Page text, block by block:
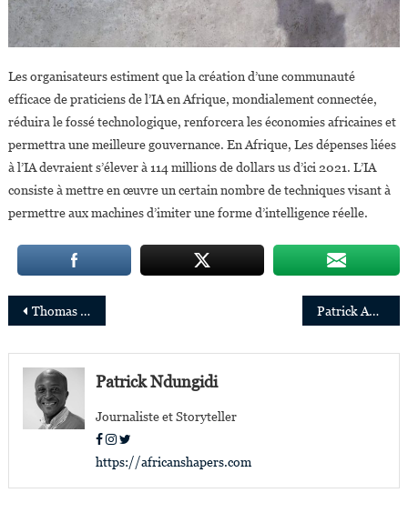
Les organisateurs estiment que la création d’une communauté
efficace de praticiens de l’IA en Afrique, mondialement connectée,
réduira le fossé technologique, renforcera les économies africaines et
permettra une meilleure gouvernance. En Afrique, Les dépenses liées
à l’IA devraient s’élever à 114 millions de dollars us d’ici 2021. L’IA
consiste à mettre en œuvre un certain nombre de techniques visant à
permettre aux machines d’imiter une forme d’intelligence réelle.
Navigation
de
l’article
Thomas Mensah, le scientifique ghanéen qui a révolutionné la fibre optique Patrick Awuah, fondateur de l’ ultra-moderne université Ashesi au Ghana
Patrick Ndungidi
Journaliste et Storyteller
https://africanshapers.com